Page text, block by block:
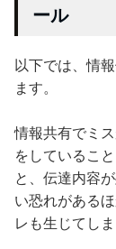
ール
以下では、情
ます。
情報共有でミ
をしているこ
と、伝達内容
い恐れがある
レも生じてしま